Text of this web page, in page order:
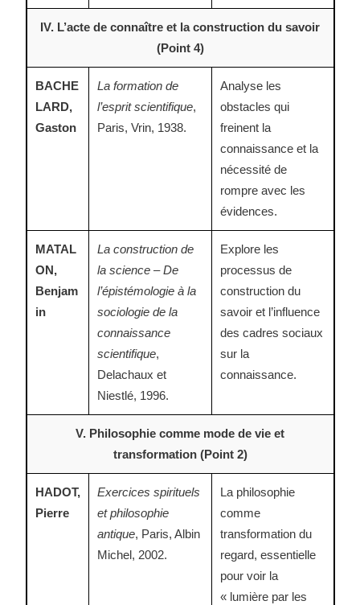
IV. L’acte de connaître et la construction du savoir
(Point 4)
BACHE
LARD,
Gaston
La formation de
l’esprit scientifique,
Paris, Vrin, 1938.
Analyse les
obstacles qui
freinent la
connaissance et la
nécessité de
rompre avec les
évidences.
MATAL
ON,
Benjam
in
La construction de
la science – De
l’épistémologie à la
sociologie de la
connaissance
scientifique,
Delachaux et
Niestlé, 1996.
Explore les
processus de
construction du
savoir et l’influence
des cadres sociaux
sur la
connaissance.
V. Philosophie comme mode de vie et
transformation (Point 2)
HADOT,
Pierre
Exercices spirituels
et philosophie
antique, Paris, Albin
Michel, 2002.
La philosophie
comme
transformation du
regard, essentielle
pour voir la
« lumière par les